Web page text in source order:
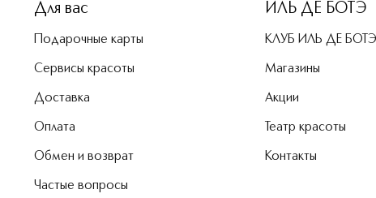
Для вас
Подарочные карты
Сервисы красоты
Доставка
Оплата
Обмен и возврат
Частые вопросы
ИЛЬ ДЕ БОТЭ
КЛУБ ИЛЬ ДЕ БОТЭ
Магазины
Акции
Театр красоты
Контакты